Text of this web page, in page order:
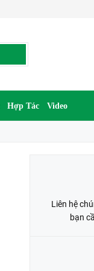
Hợp Tác Video
Liên hệ
bạn